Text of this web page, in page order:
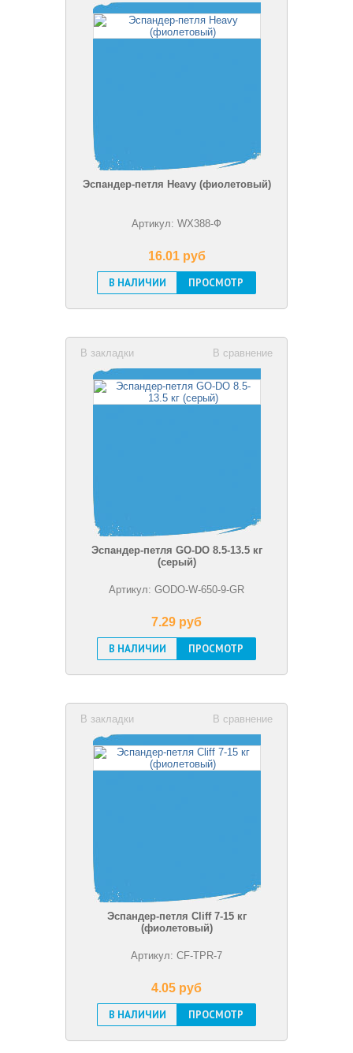
Эспандер-петля Heavy (фиолетовый)
Артикул: WX388-Ф
16.01 pуб
В НАЛИЧИИ
ПРОСМОТР
В сравнение
В закладки
Эспандер-петля GO-DO 8.5-13.5 кг
(серый)
Артикул: GODO-W-650-9-GR
7.29 pуб
В НАЛИЧИИ
ПРОСМОТР
В сравнение
В закладки
Эспандер-петля Cliff 7-15 кг
(фиолетовый)
Артикул: CF-TPR-7
4.05 pуб
В НАЛИЧИИ
ПРОСМОТР